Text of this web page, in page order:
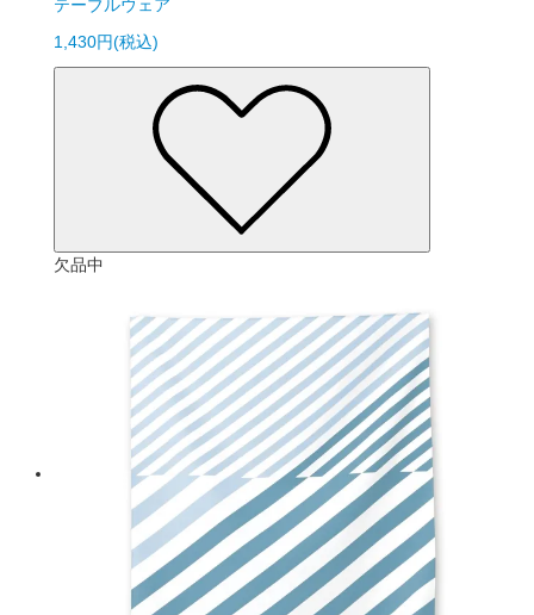
テーブルウェア
1,430円(税込)
欠品中